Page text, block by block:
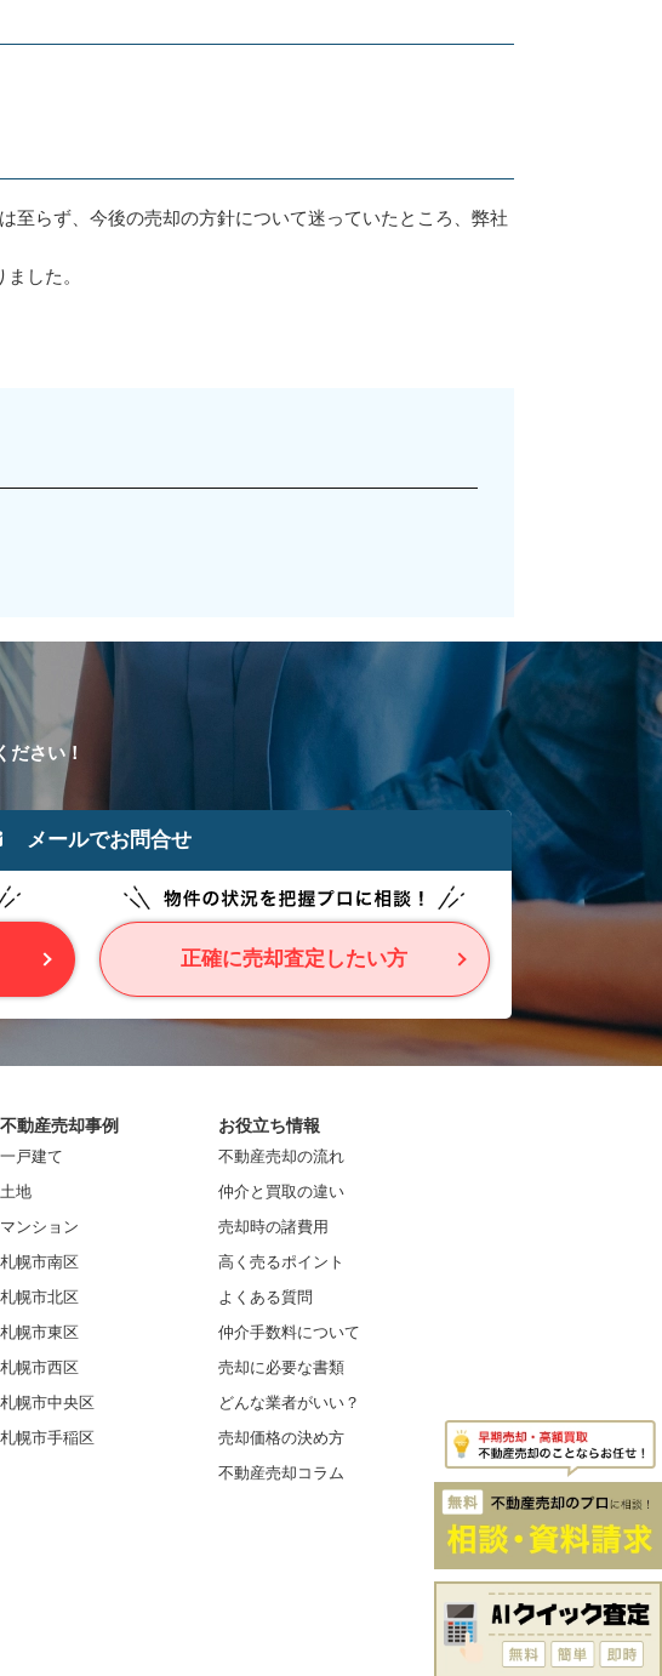
至らず、今後の売却の方針について迷っていたところ、弊社
した。
ださい！
メールでお問合せ
正確に売却査定したい方
不動産売却事例
一戸建て
土地
マンション
札幌市南区
札幌市北区
札幌市東区
札幌市西区
札幌市中央区
札幌市手稲区
お役立ち情報
不動産売却の流れ
仲介と買取の違い
売却時の諸費用
高く売るポイント
よくある質問
仲介手数料について
売却に必要な書類
どんな業者がいい？
売却価格の決め方
不動産売却コラム